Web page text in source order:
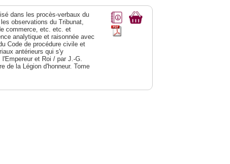
dans les procès-verbaux du
observations du Tribunat,
commerce, etc. etc. et
analytique et raisonnée avec
Code de procédure civile et
antérieurs qui s'y
et Roi / par J.-G.
de la Légion d'honneur. Tome